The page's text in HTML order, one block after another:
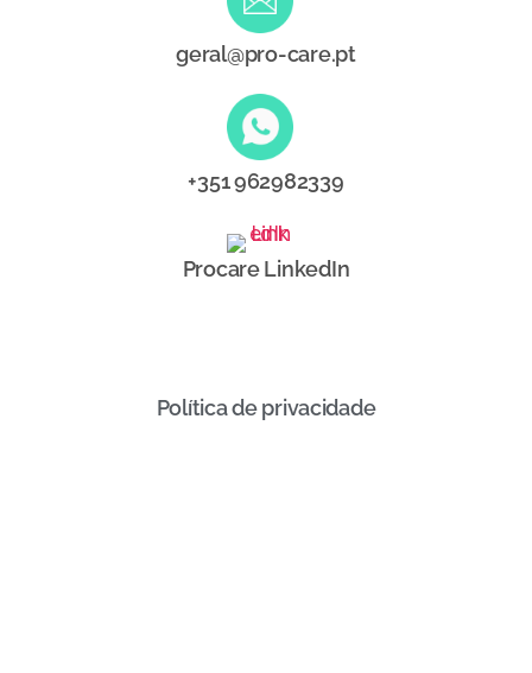
geral@pro-care.pt
+351 962982339
Procare LinkedIn
Política de privacidade